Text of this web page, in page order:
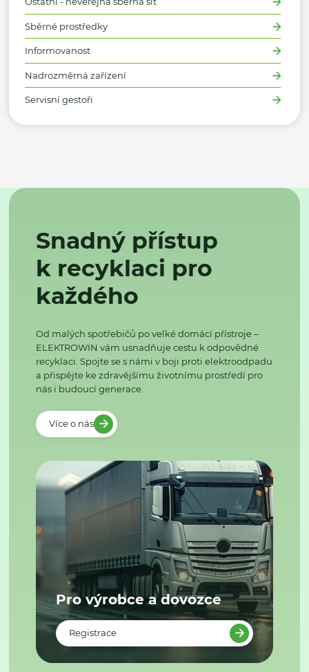
Sběrné prostředky
Informovanost
Nadrozměrná zařízení
Servisní gestoři
Snadný přístup
k recyklaci pro
každého
Od malých spotřebičů po velké domácí přístroje –
ELEKTROWIN vám usnadňuje cestu k odpovědné
recyklaci. Spojte se s námi v boji proti elektroodpadu
a přispějte ke zdravějšímu životnímu prostředí pro
nás i budoucí generace.
Více o nás
Pro výrobce a dovozce
Registrace